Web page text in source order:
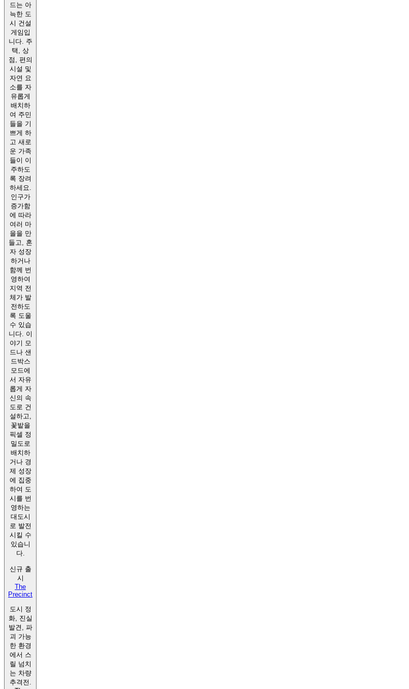
드는 아
늑한 도
시 건설
게임입
니다. 주
택, 상
점, 편의
시설 및
자연 요
소를 자
유롭게
배치하
여 주민
들을 기
쁘게 하
고 새로
운 가족
들이 이
주하도
록 장려
하세요.
인구가
증가함
에 따라
여러 마
을을 만
들고, 혼
자 성장
하거나
함께 번
영하여
지역 전
체가 발
전하도
록 도울
수 있습
니다. 이
야기 모
드나 샌
드박스
모드에
서 자유
롭게 자
신의 속
도로 건
설하고,
꽃밭을
픽셀 정
밀도로
배치하
거나 경
제 성장
에 집중
하여 도
시를 번
영하는
대도시
로 발전
시킬 수
있습니
다.
신규 출
시
The
Precinct
도시 정
화, 진실
발견, 파
괴 가능
한 환경
에서 스
릴 넘치
는 차량
추격전.